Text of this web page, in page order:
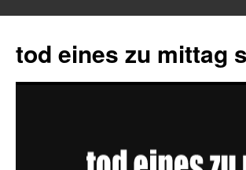
tod eines zu mittag